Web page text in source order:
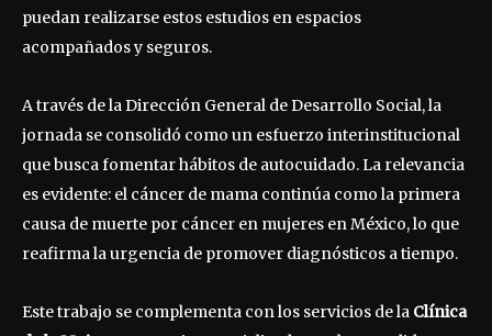
puedan realizarse estos estudios en espacios
acompañados y seguros.
A través de la Dirección General de Desarrollo Social, la
jornada se consolidó como un esfuerzo interinstitucional
que busca fomentar hábitos de autocuidado. La relevancia
es evidente: el cáncer de mama continúa como la primera
causa de muerte por cáncer en mujeres en México, lo que
reafirma la urgencia de promover diagnósticos a tiempo.
Este trabajo se complementa con los servicios de la Clínica